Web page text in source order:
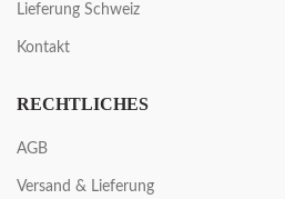
Lieferung Schweiz
Kontakt
RECHTLICHES
AGB
Versand & Lieferung